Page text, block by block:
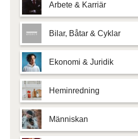
Arbete & Karriär
Bilar, Båtar & Cyklar
Ekonomi & Juridik
Heminredning
Människan